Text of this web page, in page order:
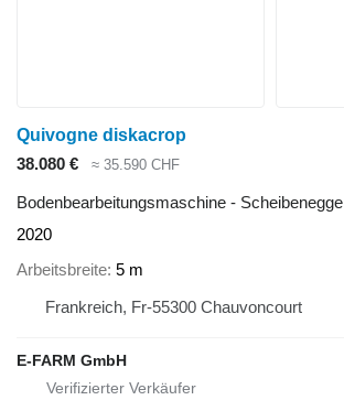
Quivogne diskacrop
38.080 €
≈ 35.590 CHF
Bodenbearbeitungsmaschine - Scheibenegge
2020
Arbeitsbreite 5 m
Frankreich, Fr-55300 Chauvoncourt
E-FARM GmbH